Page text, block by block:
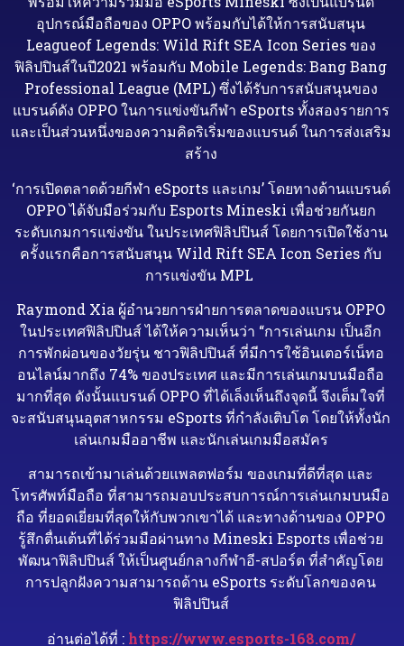
อุปกรณ์มือถือของ OPPO พร้อมกับได้ให้การสนับสนุน
Leagueof Legends: Wild Rift SEA Icon Series ของ
ฟิลิปปินส์ในปี2021 พร้อมกับ Mobile Legends: Bang Bang
Professional League (MPL) ซึ่งได้รับการสนับสนุนของ
แบรนด์ดัง OPPO ในการแข่งขันกีฬา eSports ทั้งสองรายการ
และเป็นส่วนหนึ่งของความคิดริเริ่มของแบรนด์ ในการส่งเสริม
สร้าง
‘การเปิดตลาดด้วยกีฬา eSports และเกม’ โดยทางด้านแบรนด์
OPPO ได้จับมือร่วมกับ Esports Mineski เพื่อช่วยกันยก
ระดับเกมการแข่งขัน ในประเทศฟิลิปปินส์ โดยการเปิดใช้งาน
ครั้งแรกคือการสนับสนุน Wild Rift SEA Icon Series กับ
การแข่งขัน MPL
Raymond Xia ผู้อำนวยการฝ่ายการตลาดของแบรน OPPO
ในประเทศฟิลิปปินส์ ได้ให้ความเห็นว่า “การเล่นเกม เป็นอีก
การพักผ่อนของวัยรุ่น ชาวฟิลิปปินส์ ที่มีการใช้อินเตอร์เน็ทอ
อนไลน์มากถึง 74% ของประเทศ และมีการเล่นเกมบนมือถือ
มากที่สุด ดังนั้นแบรนด์ OPPO ที่ได้เล็งเห็นถึงจุดนี้ จึงเต็มใจที่
จะสนับสนุนอุตสาหกรรม eSports ที่กำลังเติบโต โดยให้ทั้งนัก
เล่นเกมมืออาชีพ และนักเล่นเกมมือสมัคร
สามารถเข้ามาเล่นด้วยแพลตฟอร์ม ของเกมที่ดีที่สุด และ
โทรศัพท์มือถือ ที่สามารถมอบประสบการณ์การเล่นเกมบนมือ
ถือ ที่ยอดเยี่ยมที่สุดให้กับพวกเขาได้ และทางด้านของ OPPO
รู้สึกตื่นเต้นที่ได้ร่วมมือผ่านทาง Mineski Esports เพื่อช่วย
พัฒนาฟิลิปปินส์ ให้เป็นศูนย์กลางกีฬาอี-สปอร์ต ที่สำคัญโดย
การปลูกฝังความสามารถด้าน eSports ระดับโลกของคน
ฟิลิปปินส์
อ่านต่อได้ที่ : https://www.esports-168.com/